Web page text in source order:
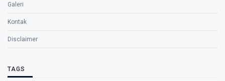
Galeri
Kontak
Disclaimer
TAGS